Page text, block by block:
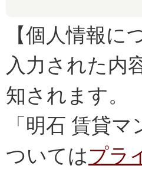
【個人情報に
入力された内
知されます。
「明石 賃貸
ついてはプラ